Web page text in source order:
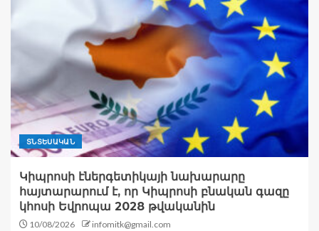
ՏՆՏԵՍԱԿԱՆ
Կիպրոսի էներգետիկայի նախարարը
հայտարարում է, որ Կիպրոսի բնական գազը
կհոսի Եվրոպա 2028 թվականին
10/08/2026 infomitk@gmail.com